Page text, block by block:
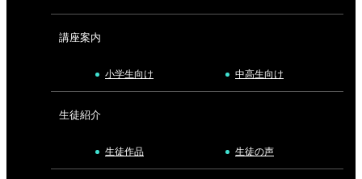
講座案内
小学生向け 中高生向け
生徒紹介
生徒作品 生徒の声